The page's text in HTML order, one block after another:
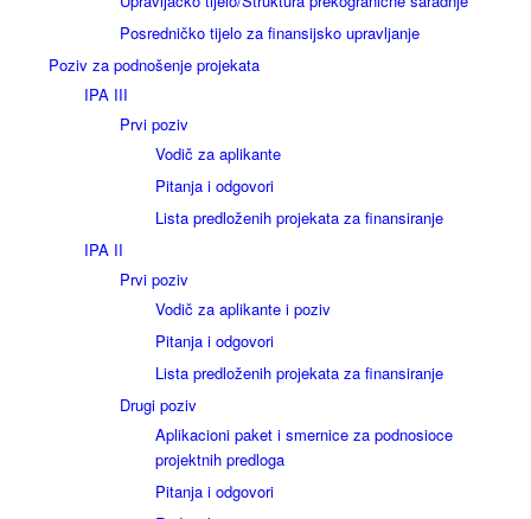
Posredničko tijelo za finansijsko upravljanje
Poziv za podnošenje projekata
IPA III
Prvi poziv
Vodič za aplikante
Pitanja i odgovori
Lista predloženih projekata za finansiranje
IPA II
Prvi poziv
Vodič za aplikante i poziv
Pitanja i odgovori
Lista predloženih projekata za finansiranje
Drugi poziv
Aplikacioni paket i smernice za podnosioce
projektnih predloga
Pitanja i odgovori